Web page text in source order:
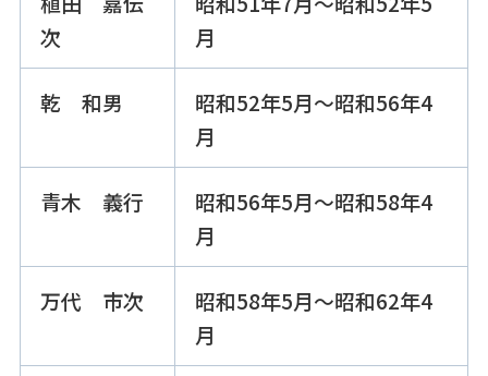
次
月
乾 和男
昭和52年5月～昭和56年4
月
青木 義行
昭和56年5月～昭和58年4
月
万代 市次
昭和58年5月～昭和62年4
月